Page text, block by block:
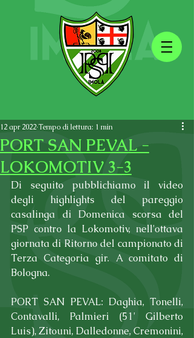
PORT SAN PEVAL -
LOKOMOTIV 3-3
12 apr 2022Tempo di lettura: 1 min
Di seguito pubblichiamo il video
degli highlights del pareggio
casalinga di Domenica scorsa del
PSP contro la Lokomotiv, nell'ottava
giornata di Ritorno del campionato di
Terza Categoria gir. A comitato di
Bologna.
PORT SAN PEVAL: Daghia, Tonelli,
Contavalli, Palmieri (51' Gilberto
Luis), Zitouni, Dalledonne, Cremonini,